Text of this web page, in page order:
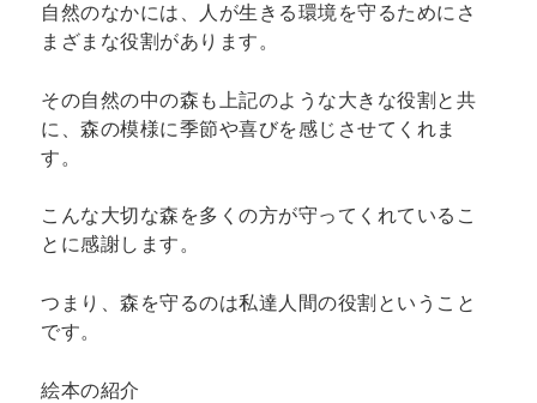
自然のなかには、人が生きる環境を守るためにさ
まざまな役割があります。
その自然の中の森も上記のような大きな役割と共
に、森の模様に季節や喜びを感じさせてくれま
す。
こんな大切な森を多くの方が守ってくれているこ
とに感謝します。
つまり、森を守るのは私達人間の役割ということ
です。
絵本の紹介